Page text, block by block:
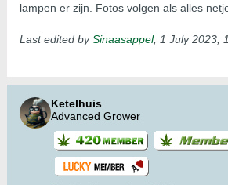
lampen er zijn. Fotos volgen als alles
Last edited bySinaasappel; 1 July 2023,
Ketelhuis
Advanced Grower